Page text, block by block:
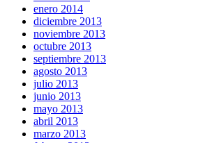
enero 2014
diciembre 2013
noviembre 2013
octubre 2013
septiembre 2013
agosto 2013
julio 2013
junio 2013
mayo 2013
abril 2013
marzo 2013